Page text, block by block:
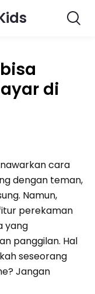
di
cara
dengan teman,
Namun,
perekaman
yang
panggilan. Hal
seseorang
Jangan